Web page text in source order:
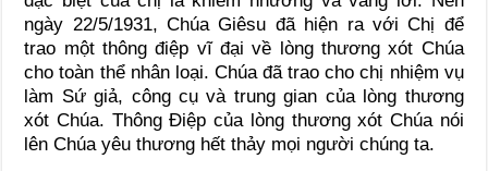
ngày 22/5/1931, Chúa Giêsu đã hiện ra với Chị để
trao một thông điệp vĩ đại về lòng thương xót Chúa
cho toàn thể nhân loại. Chúa đã trao cho chị nhiệm vụ
làm Sứ giả, công cụ và trung gian của lòng thương
xót Chúa. Thông Điệp của lòng thương xót Chúa nói
lên Chúa yêu thương hết thảy mọi người chúng ta.